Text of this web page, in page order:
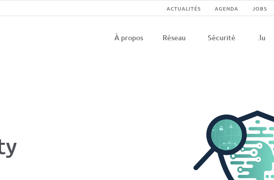
Navigation
secondaire
ACTUALITÉS AGENDA JOBS
Navigation
À propos Réseau Sécurité .lu